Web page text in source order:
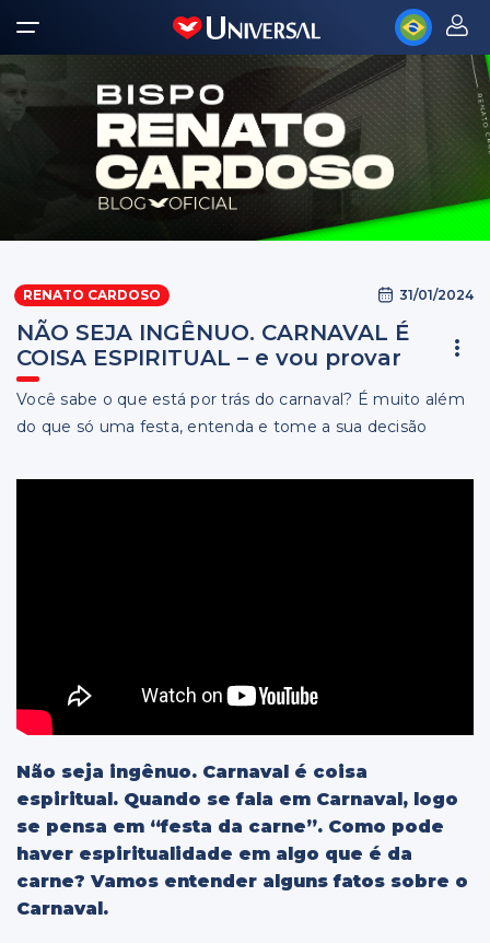
RENATO CARDOSO 31/01/2024
NÃO SEJA INGÊNUO. CARNAVAL É
COISA ESPIRITUAL – e vou provar
Você sabe o que está por trás do carnaval? É muito além
do que só uma festa, entenda e tome a sua decisão
Não seja ingênuo. Carnaval é coisa
espiritual. Quando se fala em Carnaval, logo
se pensa em “festa da carne”. Como pode
haver espiritualidade em algo que é da
carne? Vamos entender alguns fatos sobre o
Carnaval.